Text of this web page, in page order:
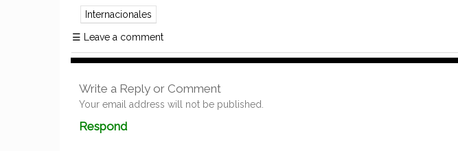
Internacionales
☰ Leave a comment
Write a Reply or Comment
Your email address will not be published.
RespondComment